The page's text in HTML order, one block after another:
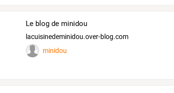
Le blog de minidou
lacuisinedeminidou.over-blog.com
minidou